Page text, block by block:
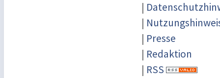
|
|
| Presse
| Redaktion
| RSS